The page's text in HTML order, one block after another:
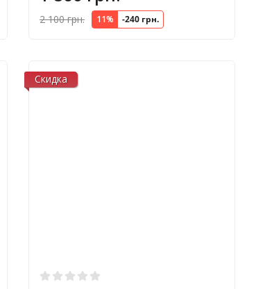
2 100 грн. 11% -240 грн.
Скидка